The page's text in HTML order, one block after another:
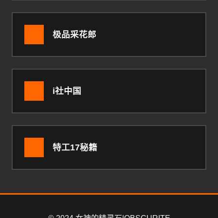
极品采花郎
i社中国
特工17秘籍